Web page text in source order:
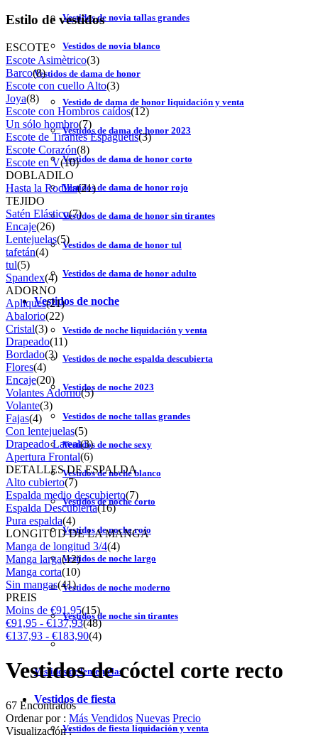
Vestidos de novia tallas grandes
Vestidos de novia blanco
Vestidos de dama de honor
Vestido de dama de honor liquidación y venta
Vestidos de dama de honor 2023
Vestidos de dama de honor corto
Vestidos de dama de honor rojo
Vestidos de dama de honor sin tirantes
Vestidos de dama de honor tul
Vestidos de dama de honor adulto
Vestidos de noche
Vestido de noche liquidación y venta
Vestidos de noche espalda descubierta
Vestidos de noche 2023
Vestidos de noche tallas grandes
Vestidos de noche sexy
Vestidos de noche blanco
Vestidos de noche corto
Vestidos de noche rojo
Vestidos de noche largo
Vestidos de noche moderno
Vestidos de noche sin tirantes
Vestidos de lentejuelas
Vestidos de fiesta
Vestidos de fiesta liquidación y venta
Estilo de vestidos
ESCOTE
Escote Asimètrico(3)
Barco(8)
Escote con cuello Alto(3)
Joya(8)
Escote con Hombros caídos(12)
Un sólo hombro(7)
Escote de Tirantes Espaguetis(3)
Escote Corazón(8)
Escote en V(10)
DOBLADILO
Hasta la Rodilla(21)
TEJIDO
Satén Elástico(7)
Encaje(26)
Lentejuelas(5)
tafetán(4)
tul(5)
Spandex(4)
ADORNO
Apliques(21)
Abalorio(22)
Cristal(3)
Drapeado(11)
Bordado(3)
Flores(4)
Encaje(20)
Volantes Adorno(5)
Volante(3)
Fajas(4)
Con lentejuelas(5)
Drapeado Lateal(3)
Apertura Frontal(6)
DETALLES DE ESPALDA
Alto cubierto(7)
Espalda medio descubierto(7)
Espalda Descubierta(16)
Pura espalda(4)
LONGITUD DE LA MANGA
Manga de longitud 3/4(4)
Manga larga(12)
Manga corta(10)
Sin mangas(41)
PREIS
Moins de €91,95(15)
€91,95 - €137,93(48)
€137,93 - €183,90(4)
Vestidos de cóctel corte recto
67 Encontrados
Ordenar por : Más Vendidos Nuevas Precio
Visualización :